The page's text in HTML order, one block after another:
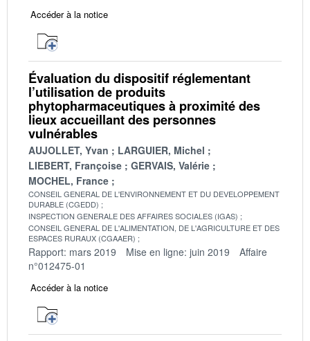
Accéder à la notice
Évaluation du dispositif réglementant
l’utilisation de produits
phytopharmaceutiques à proximité des
lieux accueillant des personnes
vulnérables
AUJOLLET, Yvan
LARGUIER, Michel
LIEBERT, Françoise
GERVAIS, Valérie
MOCHEL, France
CONSEIL GENERAL DE L'ENVIRONNEMENT ET DU DEVELOPPEMENT
DURABLE (CGEDD)
INSPECTION GENERALE DES AFFAIRES SOCIALES (IGAS)
CONSEIL GENERAL DE L'ALIMENTATION, DE L'AGRICULTURE ET DES
ESPACES RURAUX (CGAAER)
Rapport: mars 2019 Mise en ligne: juin 2019
Affaire
n°012475-01
Accéder à la notice